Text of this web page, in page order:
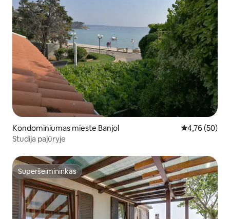
Kondominiumas mieste Banjol Vidutinis
4,76 (50)
Studija pajūryje
Superšeimininkas
Superšeimininkas